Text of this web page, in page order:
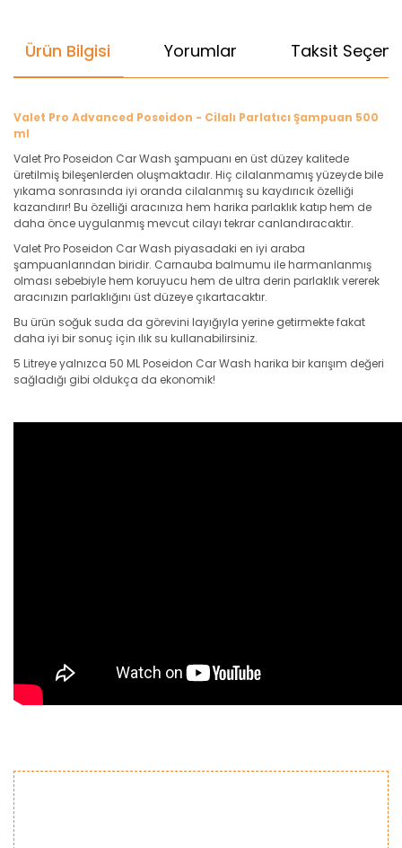
Ürün Bilgisi Yorumlar Taksit
Valet Pro Advanced Poseidon - Cilalı Parlatıcı Şampuan 500
ml
Valet Pro Poseidon Car Wash şampuanı en üst düzey kalitede
üretilmiş bileşenlerden oluşmaktadır. Hiç cilalanmamış yüzeyde bile
yıkama sonrasında iyi oranda cilalanmış su kaydırıcık özelliği
kazandırır! Bu özelliği aracınıza hem harika parlaklık katıp hem de
daha önce uygulanmış mevcut cilayı tekrar canlandıracaktır.
Valet Pro Poseidon Car Wash piyasadaki en iyi araba
şampuanlarından biridir. Carnauba balmumu ile harmanlanmış
olması sebebiyle hem koruyucu hem de ultra derin parlaklık vererek
aracınızın parlaklığını üst düzeye çıkartacaktır.
Bu ürün soğuk suda da görevini layığıyla yerine getirmekte fakat
daha iyi bir sonuç için ılık su kullanabilirsiniz.
5 Litreye yalnızca 50 ML Poseidon Car Wash harika bir karışım değeri
sağladığı gibi oldukça da ekonomik!
Bu ürüne ilk yorumu siz yapın!